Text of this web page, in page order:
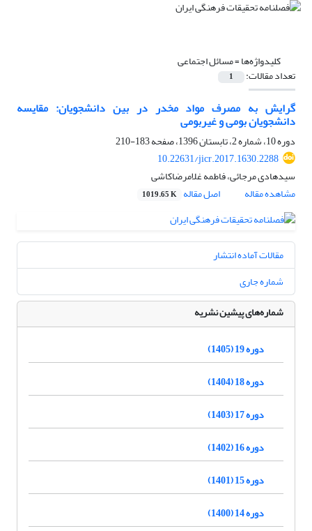
کلیدواژه‌ها =مسائل اجتماعی
تعداد مقالات: 1
گرایش به مصرف مواد مخدر در بین دانشجویان: مقایسه
دانشجویان بومی و غیربومی
دوره 10، شماره 2، تابستان 1396، صفحه
183-210
10.22631/jicr.2017.1630.2288
سیدهادی مرجائی، فاطمه غلامرضاکاشی
مشاهده مقاله
اصل مقاله 1019.65 K
مقالات آماده انتشار
شماره جاری
شماره‌های پیشین نشریه
دوره 19 (1405)
دوره 18 (1404)
دوره 17 (1403)
دوره 16 (1402)
دوره 15 (1401)
دوره 14 (1400)